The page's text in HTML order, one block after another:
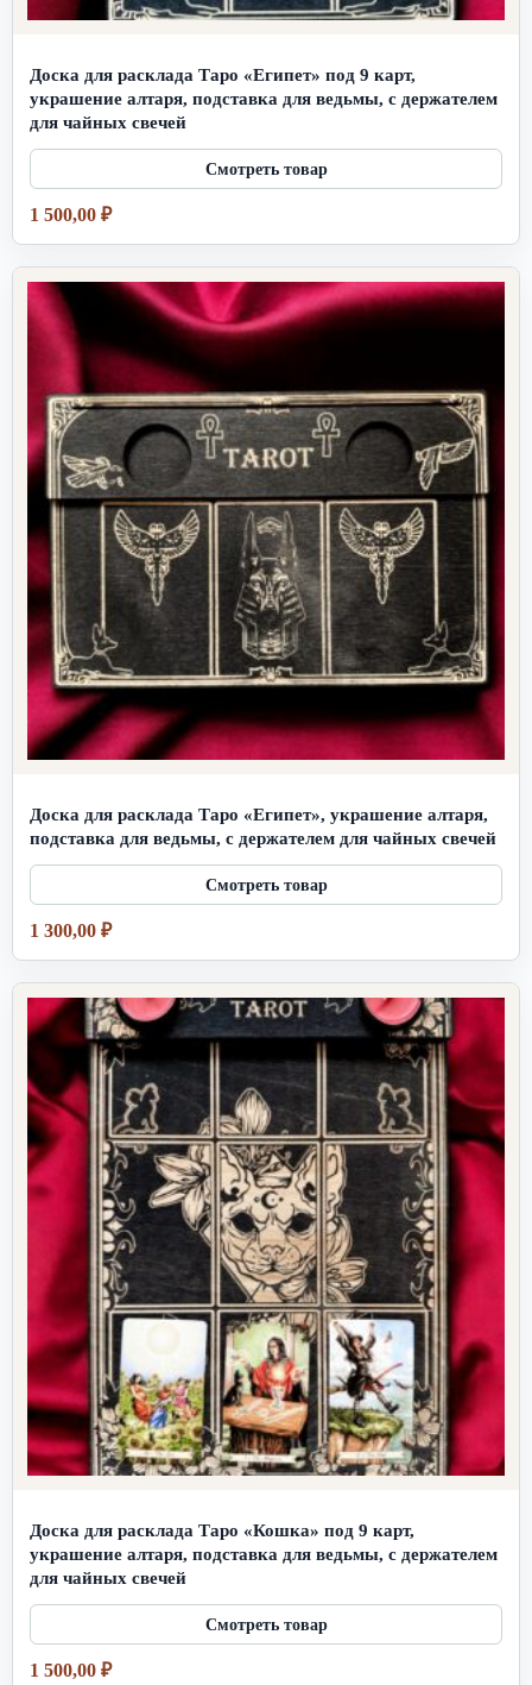
Доска для расклада Таро «Египет» под 9 карт,
украшение алтаря, подставка для ведьмы, с держателем
для чайных свечей
1 500,00 ₽
Доска для расклада Таро «Египет», украшение алтаря,
подставка для ведьмы, с держателем для чайных свечей
1 300,00 ₽
Доска для расклада Таро «Кошка» под 9 карт,
украшение алтаря, подставка для ведьмы, с держателем
для чайных свечей
1 500,00 ₽